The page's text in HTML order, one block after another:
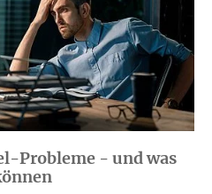
Probleme - und was